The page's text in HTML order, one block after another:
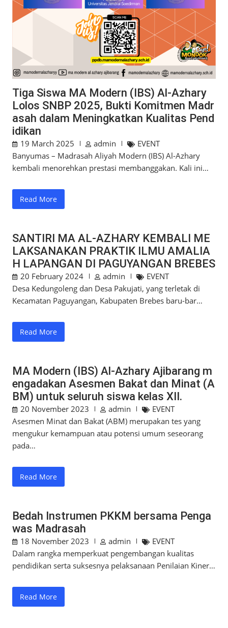
Tiga Siswa MA Modern (IBS) Al-Azhary
Lolos SNBP 2025, Bukti Komitmen Madr
asah dalam Meningkatkan Kualitas Pend
idikan
19 March 2025 admin
EVENT
Banyumas – Madrasah Aliyah Modern (IBS) Al-Azhary
kembali menorehkan prestasi membanggakan. Kali ini…
Read More
SANTIRI MA AL-AZHARY KEMBALI ME
LAKSANAKAN PRAKTIK ILMU AMALIA
H LAPANGAN DI PAGUYANGAN BREBES
20 February 2024 admin
EVENT
Desa Kedungoleng dan Desa Pakujati, yang terletak di
Kecamatan Paguyangan, Kabupaten Brebes baru-bar…
Read More
MA Modern (IBS) Al-Azhary Ajibarang m
engadakan Asesmen Bakat dan Minat (A
BM) untuk seluruh siswa kelas XII.
20 November 2023 admin
EVENT
Asesmen Minat dan Bakat (ABM) merupakan tes yang
mengukur kemampuan atau potensi umum seseorang
pada…
Read More
Bedah Instrumen PKKM bersama Penga
was Madrasah
18 November 2023 admin
EVENT
Dalam rangka memperkuat pengembangan kualitas
pendidikan serta suksesnya pelaksanaan Penilaian Kiner…
Read More